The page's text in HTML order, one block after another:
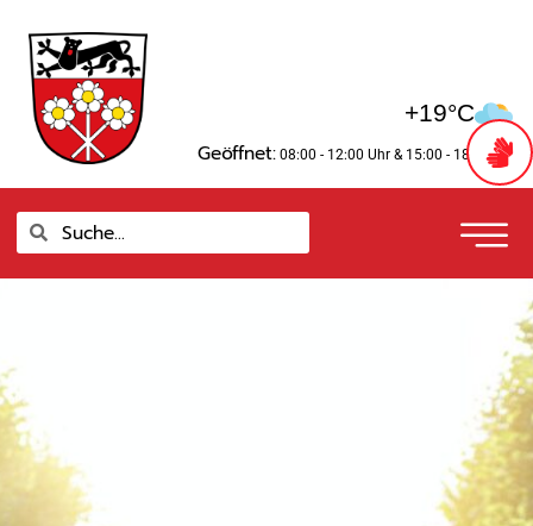
Inhalt
springen
+19°C
Geöffnet: 08:00 - 12:00 Uhr & 15:00 - 18:00 Uhr
SucheSuche